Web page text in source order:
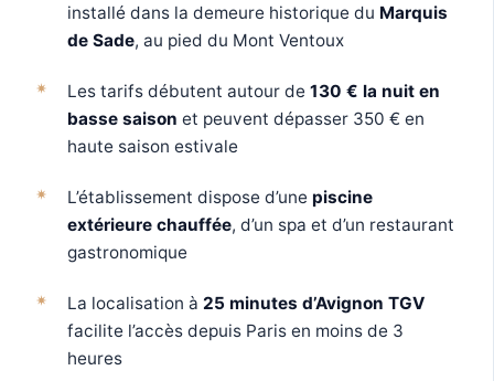
installé dans la demeure historique du Marquis
de Sade, au pied du Mont Ventoux
Les tarifs débutent autour de 130 € la nuit en
basse saison et peuvent dépasser 350 € en
haute saison estivale
L’établissement dispose d’une piscine
extérieure chauffée, d’un spa et d’un restaurant
gastronomique
La localisation à 25 minutes d’Avignon TGV
facilite l’accès depuis Paris en moins de 3
heures